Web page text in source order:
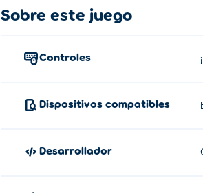
¿Quién creó a Grass Knight?
Puedes jugar Grass Knight gratis en Poki.
Sobre este juego
Controles
Dispositivos compatibles
Desarrollador